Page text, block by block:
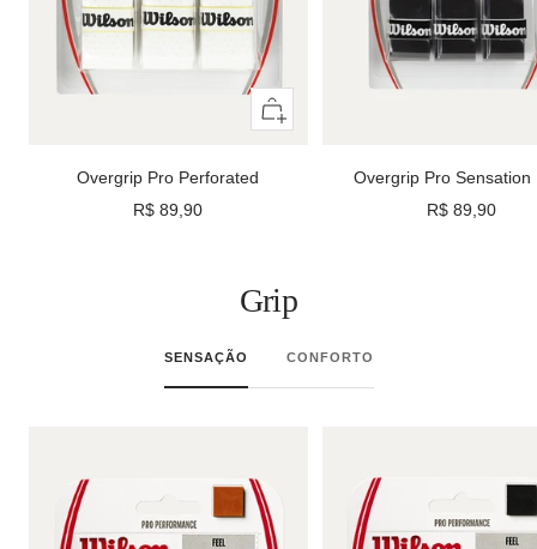
Adicionar
Overgrip Pro Perforated
Preço
R$ 89,90
Overgrip Pro Sensation
Preço
R$ 89,90
Grip
SENSAÇÃO CONFORTO